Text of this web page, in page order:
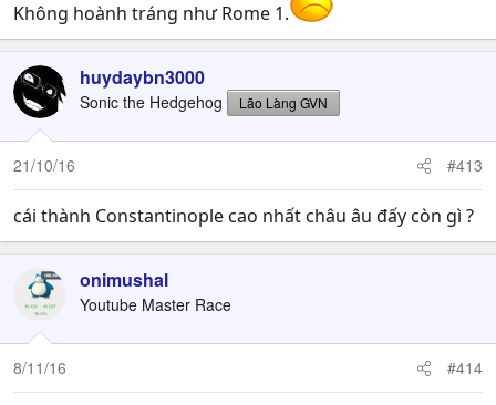
Không hoành tráng như Rome 1.
huydaybn3000
Sonic the Hedgehog Lão Làng GVN
21/10/16 #413
cái thành Constantinople cao nhất châu âu đấy còn gì ?
onimushal
Youtube Master Race
8/11/16 #414